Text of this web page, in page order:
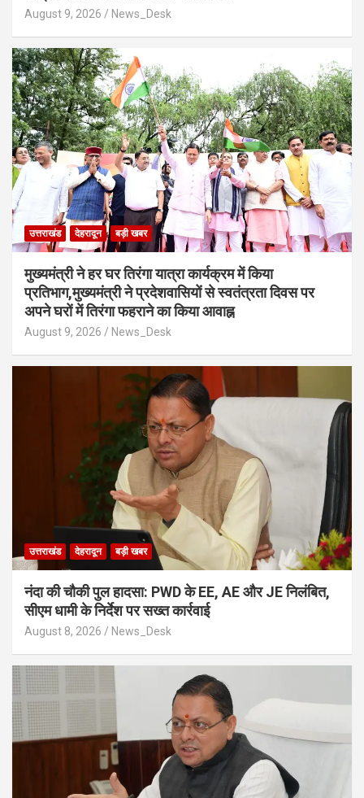
August 9, 2026 News_Desk
उत्तराखंड देहरादून बड़ी खबर
मुख्यमंत्री ने हर घर तिरंगा यात्रा कार्यक्रम में किया
प्रतिभाग,मुख्यमंत्री ने प्रदेशवासियों से स्वतंत्रता दिवस पर
अपने घरों में तिरंगा फहराने का किया आवाह्न
August 9, 2026 News_Desk
उत्तराखंड देहरादून बड़ी खबर
नंदा की चौकी पुल हादसा: PWD के EE, AE और JE निलंबित,
सीएम धामी के निर्देश पर सख्त कार्रवाई
August 8, 2026 News_Desk